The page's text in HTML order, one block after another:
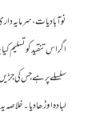
نوآبادیات، سرمایہ
اگر اس تنقید کو تسلیم
سلسلے پر ہے جس کی